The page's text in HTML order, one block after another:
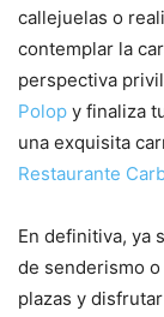
callejuelas o
contemplar la
perspectiva
Polop y finaliza
una exquisita
Restaurante
En definitiva, ya
de senderismo
plazas y